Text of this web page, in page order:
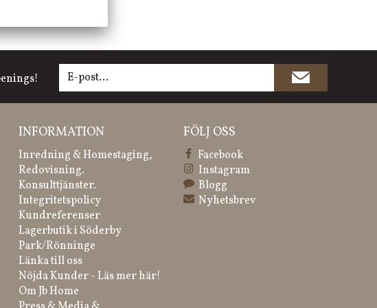
INFORMATION
Inredning & Homestaging,
Redovisning.
Konsulttjänster.
Integritetspolicy
Kundreferenser
Lagerbutik i Söderby
Park/Rönninge
Länka till oss
Nöjda Kunder - Läs mer här!
Om Jb Home
FÖLJ OSS
Facebook
Instagram
Blogg
Nyhetsbrev